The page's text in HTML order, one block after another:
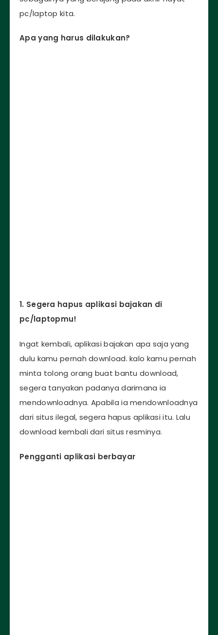
pc/laptop kita.
Apa yang harus dilakukan?
1. Segera hapus aplikasi bajakan di
pc/laptopmu!
Ingat kembali, aplikasi bajakan apa saja yang
dulu kamu pernah download. kalo kamu pernah
minta tolong orang buat bantu download,
segera tanyakan padanya darimana ia
mendownloadnya. Apabila ia mendownloadnya
dari situs ilegal, segera hapus aplikasi itu. Lalu
download kembali dari situs resminya.
Pengganti aplikasi berbayar